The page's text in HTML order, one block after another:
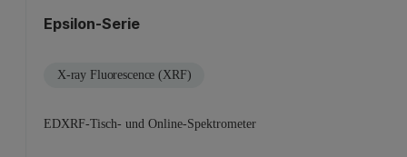
Epsilon-Serie
X-ray Fluorescence (XRF)
EDXRF-Tisch- und Online-Spektrometer